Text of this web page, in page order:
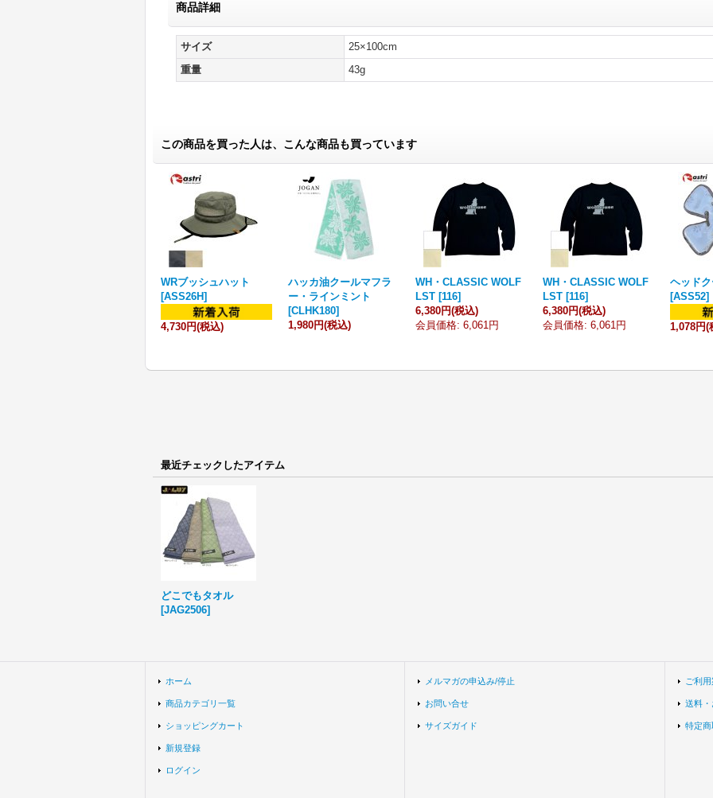
商品詳細
サイズ
25×100cm
重量
43g
この商品を買った人は、こんな商品も買っています
WRブッシュハット
[ASS26H]
4,730円(税込)
ハッカ油クールマフラ
ー・ラインミント
[CLHK180]
1,980円(税込)
WH・CLASSIC WOLF
LST [116]
6,380円(税込)
会員価格: 6,061円
WH・CLASSIC WOLF
LST [116]
6,380円(税込)
会員価格: 6,061円
ヘッド
[ASS52]
1,078円(
最近チェックしたアイテム
どこでもタオル
[JAG2506]
ホーム
商品カテゴリ一覧
ショッピングカート
新規登録
ログイン
メルマガの申込み/停止
お問い合せ
サイズガイド
ご利
送料
特定